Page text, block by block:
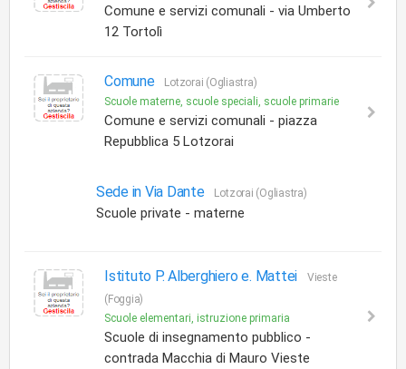
Comune e servizi comunali - via Umberto
12 Tortolì
Comune
Lotzorai (Ogliastra)
Scuole materne, scuole speciali, scuole primarie
Comune e servizi comunali - piazza
Repubblica 5 Lotzorai
Sede in Via Dante Lotzorai (Ogliastra)
Scuole private - materne
Istituto P. Alberghiero e. Mattei
Vieste
(Foggia)
Scuole elementari, istruzione primaria
Scuole di insegnamento pubblico -
contrada Macchia di Mauro Vieste